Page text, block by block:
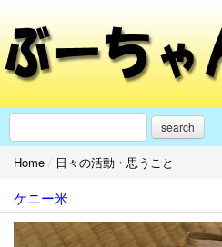
search
日々の活動・思うこと
モンテディオ山形
イベントのお知らせ
Home / 日々の活動・思うこと
ケニー米